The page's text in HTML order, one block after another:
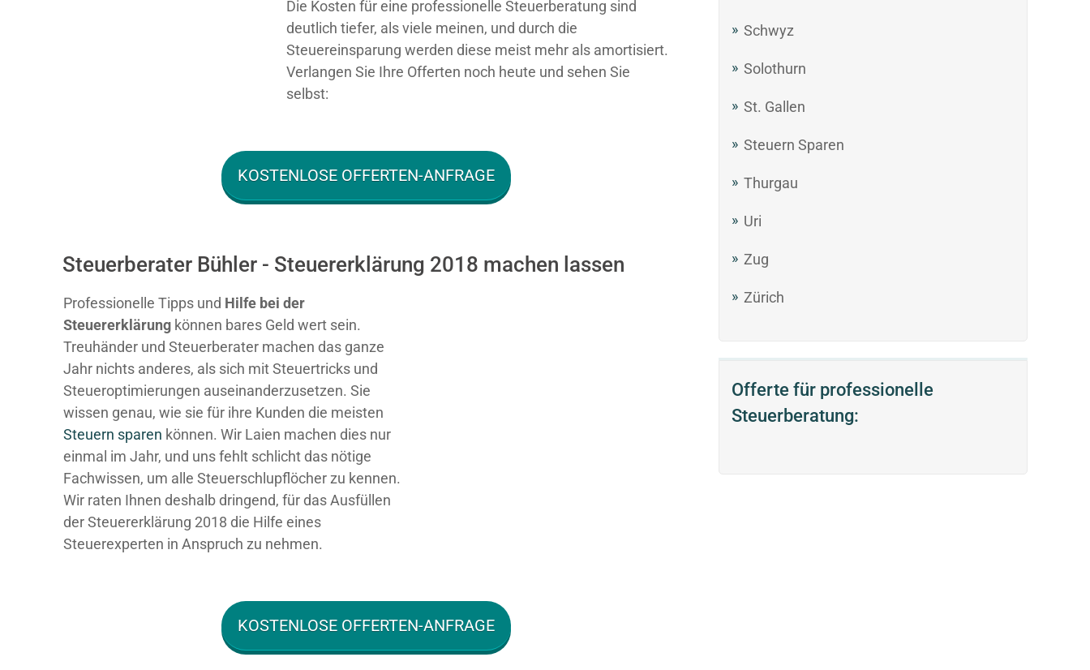
Die Kosten für eine professionelle Steuerberatung sind
deutlich tiefer, als viele meinen, und durch die
Steuereinsparung werden diese meist mehr als amortisiert.
Verlangen Sie Ihre Offerten noch heute und sehen Sie
selbst:
KOSTENLOSE OFFERTEN-ANFRAGE
Steuerberater Bühler - Steuererklärung 2018 machen lassen
Professionelle Tipps und Hilfe bei der
Steuererklärung können bares Geld wert sein.
Treuhänder und Steuerberater machen das ganze
Jahr nichts anderes, als sich mit Steuertricks und
Steueroptimierungen auseinanderzusetzen. Sie
wissen genau, wie sie für ihre Kunden die meisten
Steuern sparen können. Wir Laien machen dies nur
einmal im Jahr, und uns fehlt schlicht das nötige
Fachwissen, um alle Steuerschlupflöcher zu kennen.
Wir raten Ihnen deshalb dringend, für das Ausfüllen
der Steuererklärung 2018 die Hilfe eines
Steuerexperten in Anspruch zu nehmen.
KOSTENLOSE OFFERTEN-ANFRAGE
Schwyz
Solothurn
St. Gallen
Steuern Sparen
Thurgau
Uri
Zug
Zürich
Offerte für professionelle
Steuerberatung: